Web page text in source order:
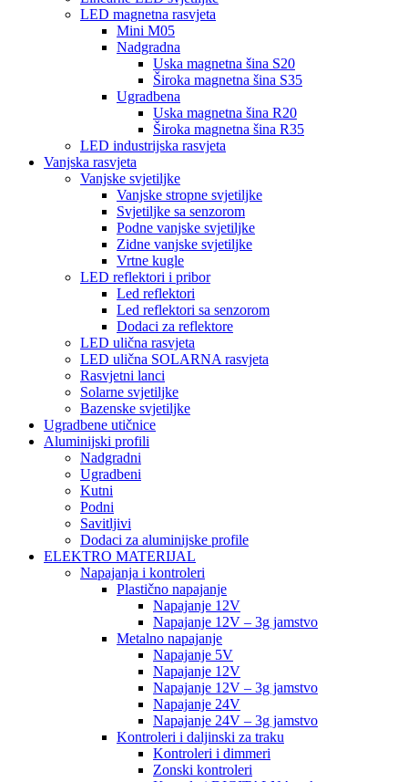
LED magnetna rasvjeta
Mini M05
Nadgradna
Uska magnetna šina S20
Široka magnetna šina S35
Ugradbena
Uska magnetna šina R20
Široka magnetna šina R35
LED industrijska rasvjeta
Vanjska rasvjeta
Vanjske svjetiljke
Vanjske stropne svjetiljke
Svjetiljke sa senzorom
Podne vanjske svjetiljke
Zidne vanjske svjetiljke
Vrtne kugle
LED reflektori i pribor
Led reflektori
Led reflektori sa senzorom
Dodaci za reflektore
LED ulična rasvjeta
LED ulična SOLARNA rasvjeta
Rasvjetni lanci
Solarne svjetiljke
Bazenske svjetiljke
Ugradbene utičnice
Aluminijski profili
Nadgradni
Ugradbeni
Kutni
Podni
Savitljivi
Dodaci za aluminijske profile
ELEKTRO MATERIJAL
Napajanja i kontroleri
Plastično napajanje
Napajanje 12V
Napajanje 12V – 3g jamstvo
Metalno napajanje
Napajanje 5V
Napajanje 12V
Napajanje 12V – 3g jamstvo
Napajanje 24V
Napajanje 24V – 3g jamstvo
Kontroleri i daljinski za traku
Kontroleri i dimmeri
Zonski kontroleri